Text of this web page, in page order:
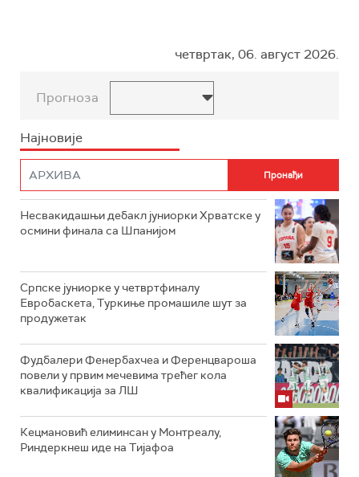
четвртак, 06. август 2026.
Прогноза
Најновије
Несвакидашњи дебакл јуниорки Хрватске у
осмини финала са Шпанијом
Српске јуниорке у четвртфиналу
Евробаскета, Туркиње промашиле шут за
продужетак
Фудбалери Фенербахчеа и Ференцвароша
повели у првим мечевима трећег кола
квалификација за ЛШ
Кецмановић елиминсан у Монтреалу,
Риндеркнеш иде на Тијафоа